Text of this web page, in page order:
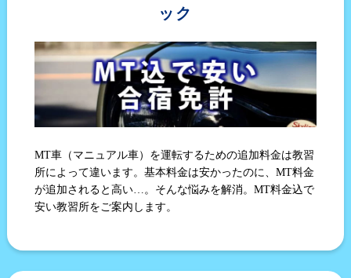
ック
MT車（マニュアル車）を運転するための追加料金は教習
所によって違います。基本料金は安かったのに、MT料金
が追加されると高い…。そんな悩みを解消。MT料金込で
安い教習所をご案内します。